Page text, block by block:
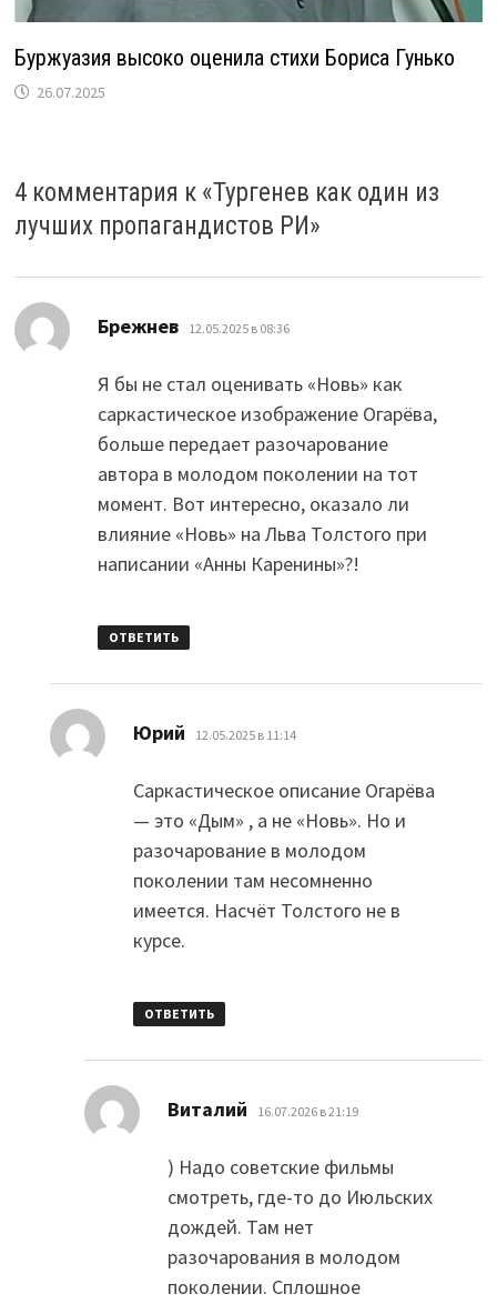
Буржуазия высоко оценила стихи Бориса Гунько
26.07.2025
4 комментария к «Тургенев как один из
лучших пропагандистов РИ»
Брежнев: 12.05.2025 в 08:36
Я бы не стал оценивать «Новь» как
саркастическое изображение Огарёва,
больше передает разочарование
автора в молодом поколении на тот
момент. Вот интересно, оказало ли
влияние «Новь» на Льва Толстого при
написании «Анны Каренины»?!
ОТВЕТИТЬ
Юрий 12.05.2025 в 11:14
Саркастическое описание Огарёва
— это «Дым» , а не «Новь». Но и
разочарование в молодом
поколении там несомненно
имеется. Насчёт Толстого не в
курсе.
ОТВЕТИТЬ
Виталий 16.07.2026 в 21:19
) Надо советские фильмы
смотреть, где-то до Июльских
дождей. Там нет
разочарования в молодом
поколении. Сплошное